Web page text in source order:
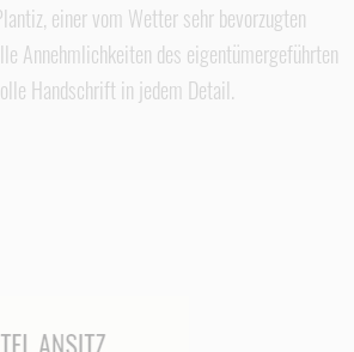
einer vom Wetter sehr bevorzugten
Annehmlichkeiten des eigentümergeführten
Handschrift in jedem Detail.